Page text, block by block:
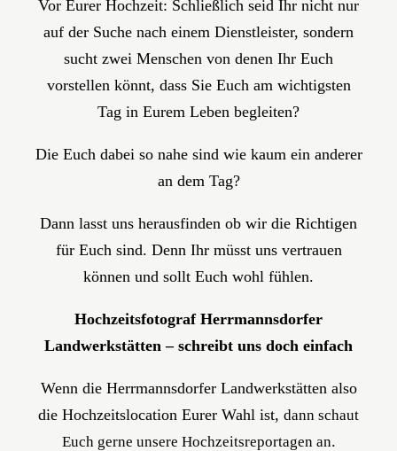
Vor Eurer Hochzeit: Schließlich seid Ihr nicht nur
auf der Suche nach einem Dienstleister, sondern
sucht zwei Menschen von denen Ihr Euch
vorstellen könnt, dass Sie Euch am wichtigsten
Tag in Eurem Leben begleiten?
Die Euch dabei so nahe sind wie kaum ein anderer
an dem Tag?
Dann lasst uns herausfinden ob wir die Richtigen
für Euch sind. Denn Ihr müsst uns vertrauen
können und sollt Euch wohl fühlen.
Hochzeitsfotograf Herrmannsdorfer
Landwerkstätten – schreibt uns doch einfach
Wenn die Herrmannsdorfer Landwerkstätten also
die Hochzeitslocation Eurer Wahl ist, dann schaut
Euch gerne unsere Hochzeitsreportagen an.